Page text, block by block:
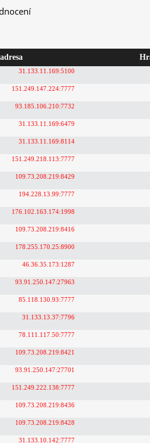
31.133.11.169:5100
151.249.147.224:7777
93.185.106.210:7732
31.133.11.169:6479
31.133.11.169:8114
151.249.218.113:7777
109.73.208.219:8429
194.228.13.99:7777
176.102.163.174:1998
109.73.208.219:8416
178.255.170.25:8900
46.36.35.173:1287
93.91.250.147:27963
85.118.130.93:7777
31.133.13.37:7796
78.111.117.50:7777
109.73.208.219:8421
93.91.250.147:27701
151.249.222.138:7777
109.73.208.219:8436
109.73.208.219:8428
31.133.10.142:7777